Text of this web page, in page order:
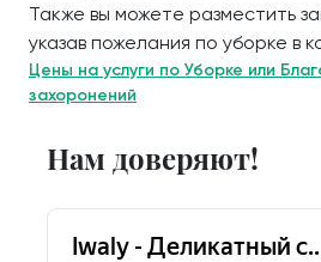
Также вы можете разместить
указав пожелания по уборке в
Цены на услуги по Уборке или
захоронений
Нам доверяют!